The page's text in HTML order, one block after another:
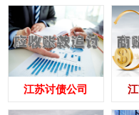
江苏讨债公司